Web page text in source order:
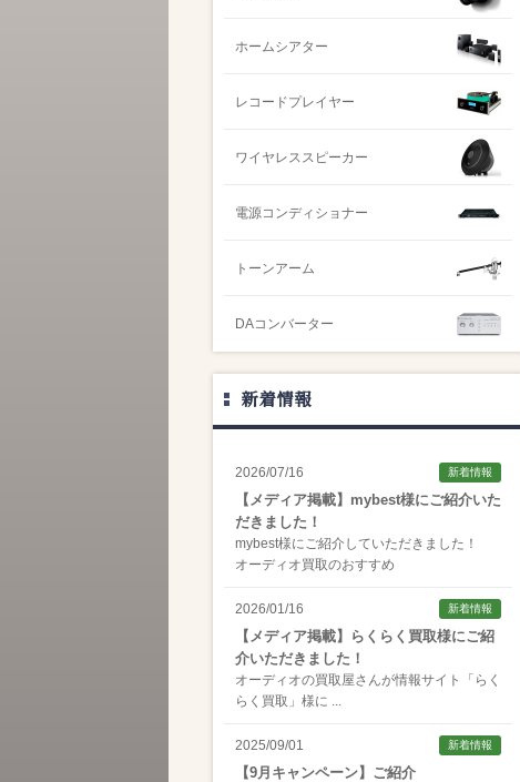
ホームシアター
レコードプレイヤー
ワイヤレススピーカー
電源コンディショナー
トーンアーム
DAコンバーター
新着情報
2026/07/16 新着情報
【メディア掲載】mybest様にご紹介いた
だきました！
mybest様にご紹介していただきました！
オーディオ買取のおすすめ
2026/01/16 新着情報
【メディア掲載】らくらく買取様にご紹
介いただきました！
オーディオの買取屋さんが情報サイト「 らく
らく買取 」様に ...
2025/09/01 新着情報
【9月キャンペーン】ご紹介